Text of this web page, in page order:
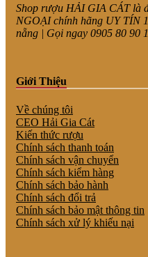
Shop rượu HẢI GIA CÁT là
NGOẠI chính hãng UY TÍN
nẵng | Gọi ngay 0905 80 90
Giới Thiệu
Về chúng tôi
CEO Hải Gia Cát
Kiến thức rượu
Chính sách thanh toán
Chính sách vận chuyển
Chính sách kiểm hàng
Chính sách bảo hành
Chính sách đổi trả
Chính sách bảo mật thông tin
Chính sách xử lý khiếu nại